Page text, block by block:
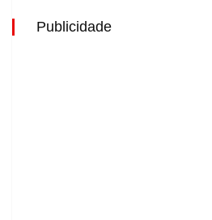
Publicidade